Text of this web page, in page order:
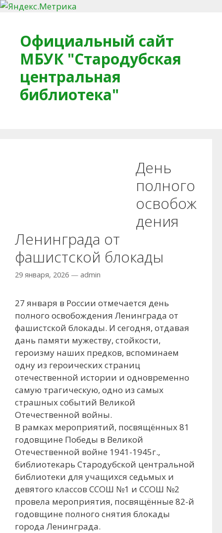
Официальный сайт
МБУК "Стародубская
центральная
библиотека"
День
полного
освобож
дения
Ленинграда от
фашистской блокады
29 января, 2026 — admin
27 января в России отмечается день
полного освобождения Ленинграда от
фашистской блокады. И сегодня, отдавая
дань памяти мужеству, стойкости,
героизму наших предков, вспоминаем
одну из героических страниц
отечественной истории и одновременно
самую трагическую, одно из самых
страшных событий Великой
Отечественной войны.
В рамках мероприятий, посвящённых 81
годовщине Победы в Великой
Отечественной войне 1941-1945г.,
библиотекарь Стародубской центральной
библиотеки для учащихся седьмых и
девятого классов ССОШ №1 и ССОШ №2
провела мероприятия, посвящённые 82-й
годовщине полного снятия блокады
города Ленинграда.